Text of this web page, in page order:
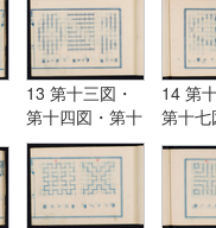
13 第十三図・
第十四図・第十
五図
14 第
第十七